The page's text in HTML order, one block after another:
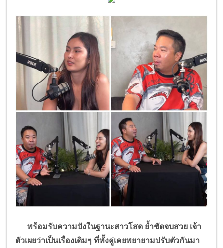
พร้อมรับความปังในฐานะสาวโสด ย้ำชัดจบสวย เจ้า
ตัวเผยว่าเป็นเรื่องเดิมๆ ที่ทั้งคู่เคยพยายามปรับตัวกันมา